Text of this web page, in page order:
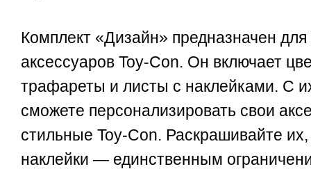
Комплект «Дизайн» предназначен
аксессуаров Toy-Con. Он включает
трафареты и листы с наклейками. С
сможете персонализировать свои
стильные Toy-Con. Раскрашивайте
наклейки — единственным